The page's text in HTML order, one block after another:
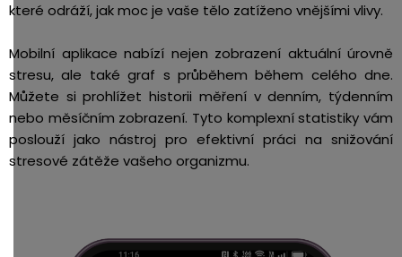
které odráží, jak moc je vaše tělo zatíženo vnějšími vlivy.
Mobilní aplikace nabízí nejen zobrazení aktuální úrovně
stresu, ale také graf s průběhem během celého dne.
Můžete si prohlížet historii měření v denním, týdenním
nebo měsíčním zobrazení. Tyto komplexní statistiky vám
poslouží jako nástroj pro efektivní práci na snižování
stresové zátěže vašeho organizmu.